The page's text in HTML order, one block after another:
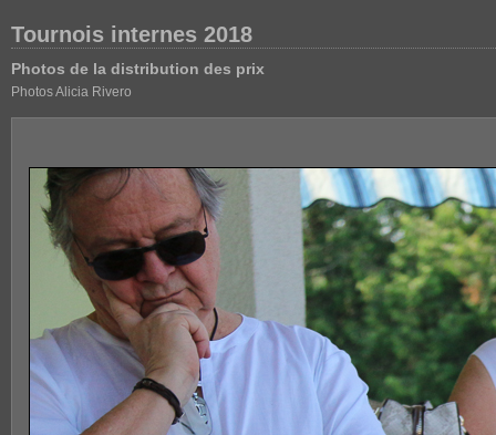
Tournois internes 2018
Photos de la distribution des prix
Photos Alicia Rivero